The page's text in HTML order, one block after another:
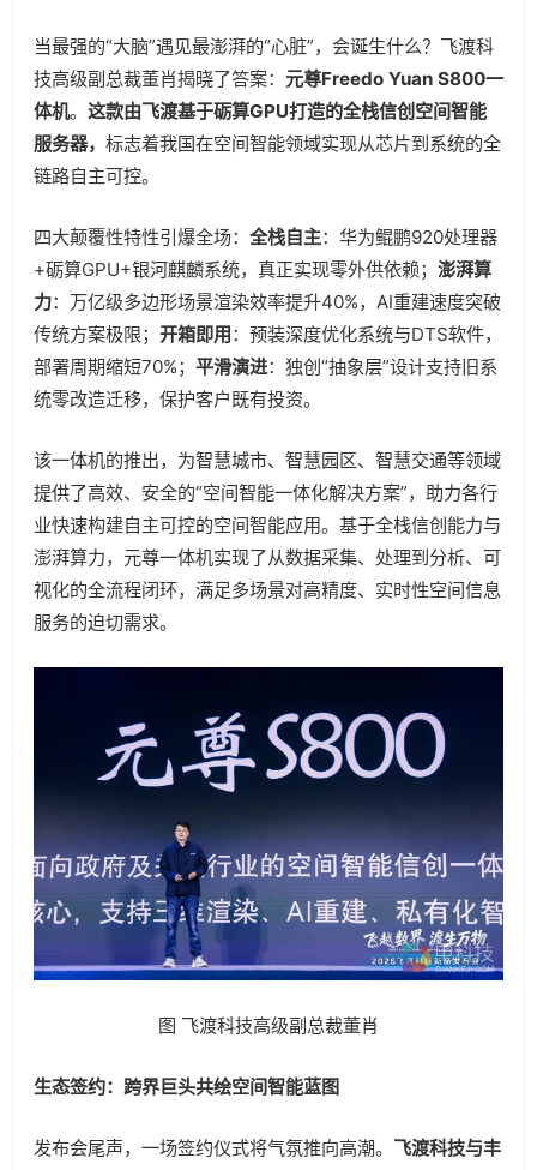
当最强的“大脑”遇见最澎湃的“心脏”，会诞生什么？飞渡科
技高级副总裁董肖揭晓了答案： 元尊Freedo Yuan S800一
体机。 这款由飞渡基于砺算GPU打造的全栈信创空间智能
服务器， 标志着我国在空间智能领域实现从芯片到系统的全
链路自主可控。
四大颠覆性特性引爆全场： 全栈自主：华为鲲鹏920处理器
+砺算GPU+银河麒麟系统，真正实现零外供依赖； 澎湃算
力：万亿级多边形场景渲染效率提升40%，AI重建速度突破
传统方案极限； 开箱即用 ：预装深度优化系统与DTS软件，
部署周期缩短70%； 平滑演进：独创“抽象层”设计支持旧系
统零改造迁移，保护客户既有投资。
该一体机的推出，为智慧城市、智慧园区、智慧交通等领域
提供了高效、安全的“空间智能一体化解决方案”，助力各行
业快速构建自主可控的空间智能应用。基于全栈信创能力与
澎湃算力，元尊一体机实现了从数据采集、处理到分析、可
视化的全流程闭环，满足多场景对高精度、实时性空间信息
服务的迫切需求。
图 飞渡科技高级副总裁董肖
生态签约：跨界巨头共绘空间智能蓝图
发布会尾声，一场签约仪式将气氛推向高潮。 飞渡科技与丰